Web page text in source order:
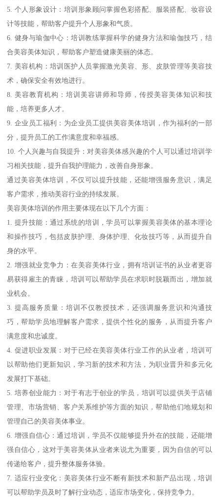
5. 个人形象设计：培训形象顾问掌握色彩搭配、服装搭配、妆容设
计等技能，帮助客户提升个人形象和气质。
6. 健身与瑜伽中心：培训教练掌握科学的健身方法和瑜伽技巧，结
合美容美体知识，帮助客户塑造健康美丽的体态。
7. 美容机构：培训医护人员掌握激光美容、形、皮肤管理等美容技
术，确保安全有效地进行。
8. 美容教育机构：培训美容讲师和导师，传授美容美体知识和技
能，培养更多人才。
9. 企业员工福利：为企业员工提供美容美体培训，作为福利的一部
分，提升员工的工作满意度和幸福感。
10. 个人兴趣与自我提升：对美容美体感兴趣的个人可以通过培训学
习相关技能，提升自我护理能力，改善自身形象。
通过美容美体培训，不仅可以提升技能，还能增强服务意识，满足
客户需求，推动美容行业的持续发展。
美容美体培训的作用主要体现在以下几个方面：
1. 提升技能：通过系统的培训，学员可以掌握美容美体的基本理论
和操作技巧，包括皮肤护理、身体护理、化妆技巧等，从而提升自
身的水平。
2. 增强就业竞争力：在美容美体行业，拥有培训证书的从业者更容
易获得雇主的青睐，培训可以帮助学员在求职时脱颖而出，增加就
业机会。
3. 提高服务质量：培训不仅教授技术，还强调服务意识和沟通技
巧，帮助学员地理解客户需求，提供个性化的服务，从而提升客户
满意度和忠诚度。
4. 促进职业发展：对于已经在美容美体行业工作的从业者，培训可
以帮助他们更新知识，学习新的技术和方法，为职业晋升和多元化
发展打下基础。
5. 培养创业能力：对于有志于创业的学员，培训可以提供关于店铺
管理、市场营销、客户关系维护等方面的知识，帮助他们地规划和
管理自己的美容美体事业。
6. 增强自信心：通过培训，学员不仅能够提升外在的技能，还能增
强自信心，这对于美容美体从业者来说尤为重要，因为自信的可以
传递给客户，提升整体服务体验。
7. 适应行业变化：美容美体行业不断有新技术和新产品出现，培训
可以帮助学员及时了解行业动态，适应市场变化，保持竞争力。